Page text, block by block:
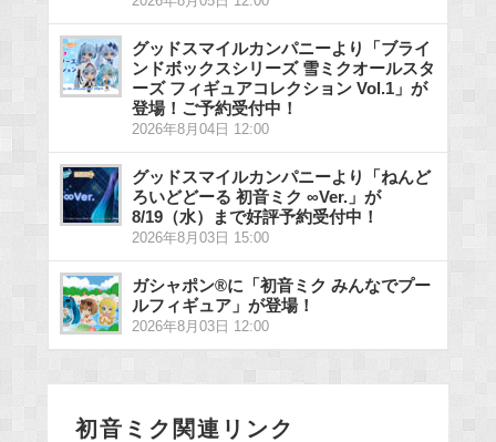
グッドスマイルカンパニーより「ブライ
ンドボックスシリーズ 雪ミクオールスタ
ーズ フィギュアコレクション Vol.1」が
登場！ご予約受付中！
2026年8月04日 12:00
グッドスマイルカンパニーより「ねんど
ろいどどーる 初音ミク ∞Ver.」が
8/19（水）まで好評予約受付中！
2026年8月03日 15:00
ガシャポン®に「初音ミク みんなでプー
ルフィギュア」が登場！
2026年8月03日 12:00
初音ミク関連リンク